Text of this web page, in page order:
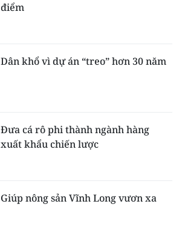
điểm
Dân khổ vì dự án “treo” hơn 30 năm
Đưa cá rô phi thành ngành hàng
xuất khẩu chiến lược
Giúp nông sản Vĩnh Long vươn xa